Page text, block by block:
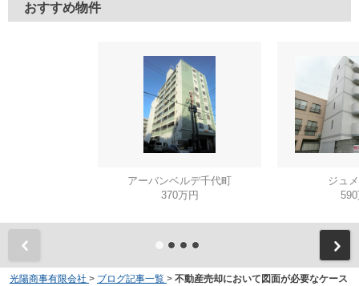
おすすめ物件
アーバンベルデ千代町
370万円
ジュ
光陽商事有限会社 > ブログ記事一覧 > 不動産売却において図面が必要なケース